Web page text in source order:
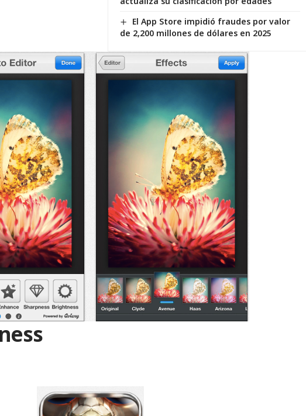
El App Store impidió fraudes por valor
de 2,200 millones de dólares en 2025